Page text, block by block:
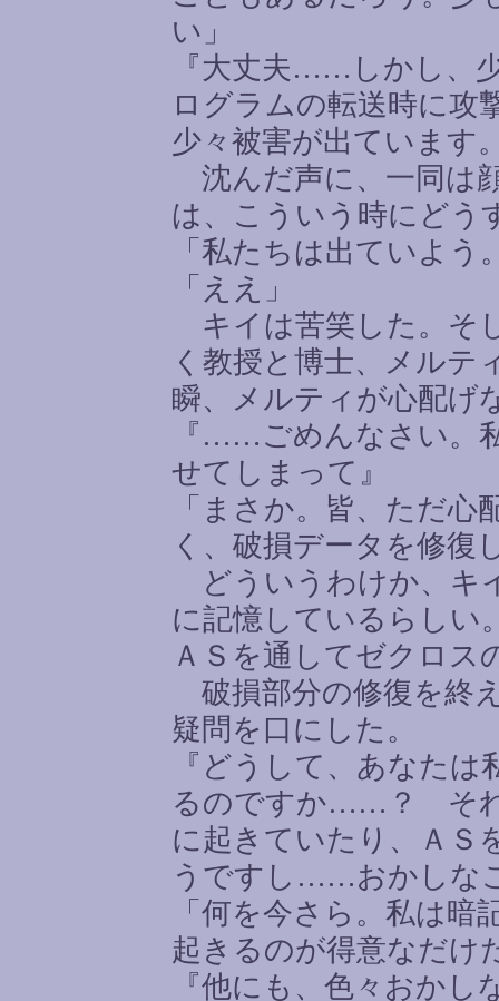
い」
『大丈夫…… しかし、
ログラムの転送時に攻
少々被害が出ています
沈んだ声に、一同は
は、こういう時にどう
「私たちは出ていよ
「ええ」
キイは苦笑した。そ
く教授と博士、メルテ
瞬、メルティが心配げ
『 …… ごめんなさい。
せてしまって』
「まさか。皆、ただ
く、破損データを修復
どういうわけか、キ
に記憶しているらしい
ＡＳを通してゼクロス
破損部分の修復を終
疑問を口にした。
『どうして、あなた
るのですか…… ？ そ
に起きていたり、ＡＳ
うですし ……おかしな
「何を今さら。私は
起きるのが得意なだけ
『他にも、色々おか